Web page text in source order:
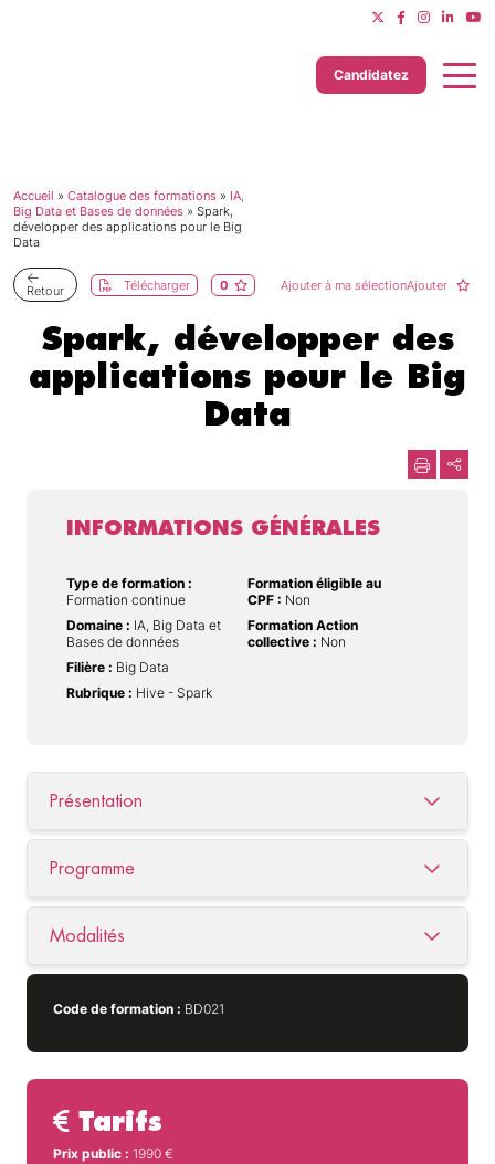
Candidatez
Accueil » Catalogue des formations » IA,
Big Data et Bases de données » Spark,
développer des applications pour le Big
Data
Retour Télécharger 0 Ajouter à ma sélectionAjouter
Spark, développer des
applications pour le Big
Data
INFORMATIONS GÉNÉRALES
Type de formation :
Formation continue
Domaine : IA, Big Data et
Bases de données
Filière : Big Data
Rubrique : Hive - Spark
Formation éligible au
CPF : Non
Formation Action
collective : Non
Présentation
Programme
Modalités
Code de formation : BD021
Tarifs
Prix public : 1990 €